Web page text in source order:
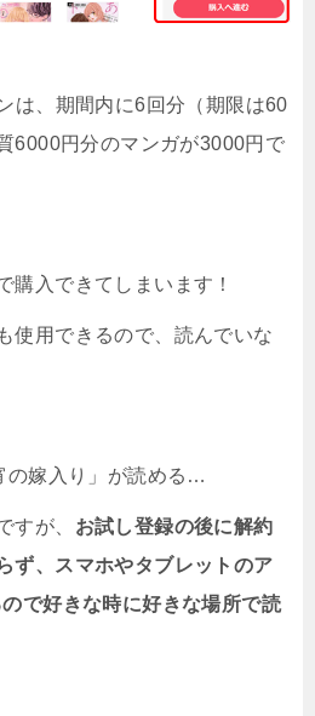
は、期間内に6回分（期限は60
6000円分のマンガが3000円で
購入できてしまいます！
使用できるので、読んでいな
の嫁入り」が読める…
すが、 お試し登録の後に解約
ず、スマホやタブレットのア
で好きな時に好きな場所で読